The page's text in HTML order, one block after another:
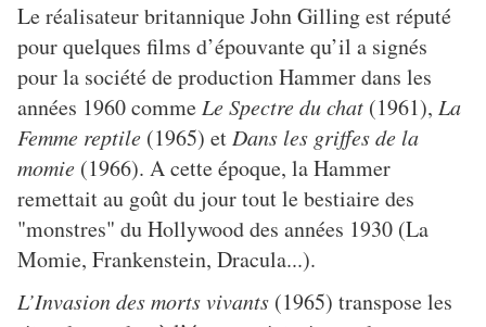
Le réalisateur britannique John Gilling est réputé
pour quelques films d’épouvante qu’il a signés
pour la société de production Hammer dans les
années 1960 comme Le Spectre du chat (1961), La
Femme reptile (1965) et Dans les griffes de la
momie (1966). A cette époque, la Hammer
remettait au goût du jour tout le bestiaire des
"monstres" du Hollywood des années 1930 (La
Momie, Frankenstein, Dracula...).
L’Invasion des morts vivants (1965) transpose les